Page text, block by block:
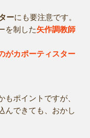
ーにも要注意です。
を制した矢作調教師
がカポーティスター
ポイントですが、
んできても、おかし